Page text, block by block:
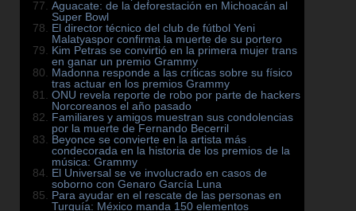
Aguacate: de la deforestación en Michoacán al
Super Bowl
El director técnico del club de fútbol Yeni
Malatyaspor confirma la muerte de su portero
Kim Petras se convirtió en la primera mujer trans
en ganar un premio Grammy
Madonna responde a las críticas sobre su físico
tras actuar en los premios Grammy
ONU revela reporte de robo por parte de hackers
Norcoreanos el año pasado
Familiares y amigos muestran sus condolencias
por la muerte de Fernando Becerril
Beyonce se convierte en la artista más
condecorada en la historia de los premios de la
música: Grammy
El Universal se ve involucrado en casos de
soborno con Genaro García Luna
Para ayudar en el rescate de las personas en
Turquía: México manda 150 elementos